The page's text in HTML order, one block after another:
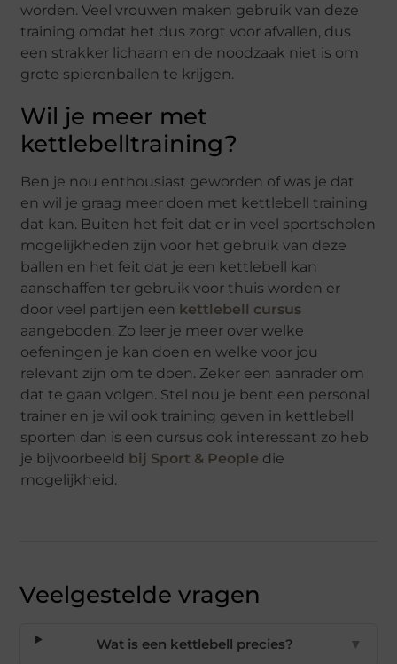
worden. Veel vrouwen maken gebruik van deze
training omdat het dus zorgt voor afvallen, dus
een strakker lichaam en de noodzaak niet is om
grote spierenballen te krijgen.
Wil je meer met
kettlebelltraining?
Ben je nou enthousiast geworden of was je dat
en wil je graag meer doen met kettlebell training
dat kan. Buiten het feit dat er in veel sportscholen
mogelijkheden zijn voor het gebruik van deze
ballen en het feit dat je een kettlebell kan
aanschaffen ter gebruik voor thuis worden er
door veel partijen een kettlebell cursus
aangeboden. Zo leer je meer over welke
oefeningen je kan doen en welke voor jou
relevant zijn om te doen. Zeker een aanrader om
dat te gaan volgen. Stel nou je bent een personal
trainer en je wil ook training geven in kettlebell
sporten dan is een cursus ook interessant zo heb
je bijvoorbeeld bij Sport & People die
mogelijkheid.
Veelgestelde vragen
Wat is een kettlebell precies? ▼